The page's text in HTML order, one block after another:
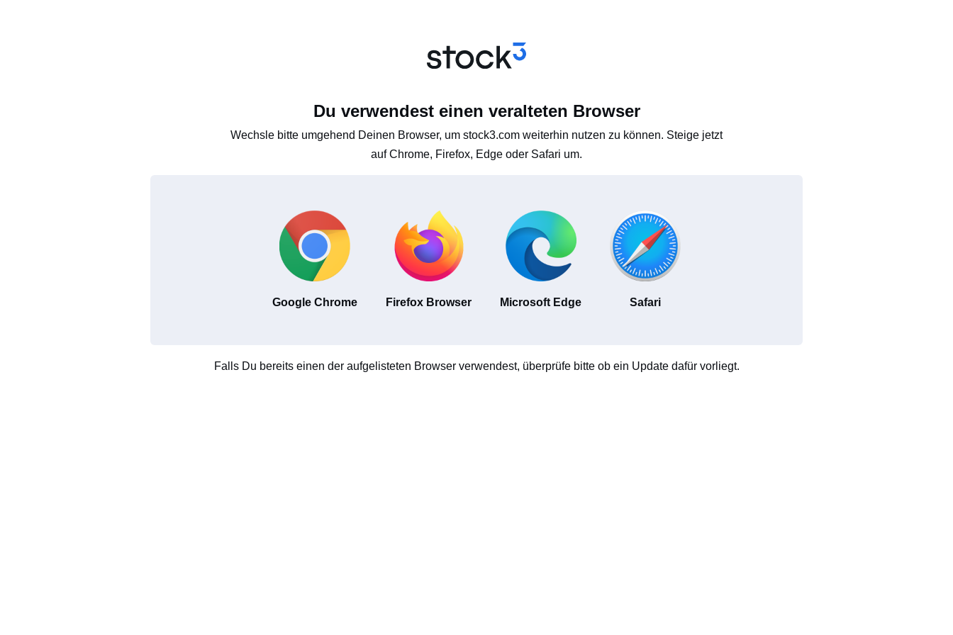
Du verwendest einen veralteten Browser
Wechsle bitte umgehend Deinen Browser, um stock3.com weiterhin nutzen zu können. Steige jetzt
auf Chrome, Firefox, Edge oder Safari um.
Google Chrome Firefox Browser Microsoft Edge Safari
Falls Du bereits einen der aufgelisteten Browser verwendest, überprüfe bitte ob ein Update dafür vorliegt.